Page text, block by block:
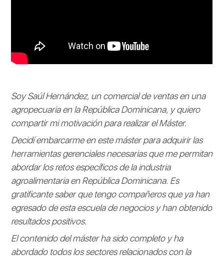
Soy Saúl Hernández, un comercial de ventas en una
agropecuaria en la República Dominicana, y quiero
compartir mi motivación para realizar el Máster.
Decidí embarcarme en este máster para adquirir las
herramientas gerenciales necesarias que me permitan
abordar los retos específicos de la industria
agroalimentaria en República Dominicana. Es
gratificante saber que tengo compañeros que ya han
egresado de esta escuela de negocios y han obtenido
resultados positivos.
El contenido del máster ha sido completo y ha
abordado todos los sectores relacionados con la